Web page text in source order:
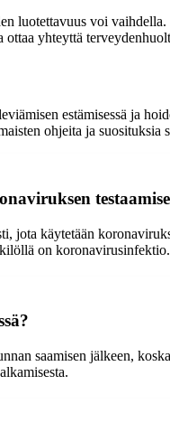
luotettavuus voi
ottaa yhteyttä
estämisessä ja
ohjeita ja suosituksia
jota käytetään
on koronavirusinfektio.
saamisen jälkeen,